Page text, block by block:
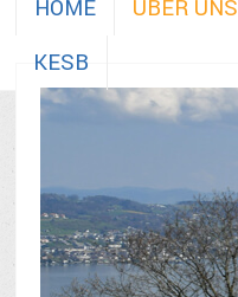
HOME ÜBER UNS
KESB